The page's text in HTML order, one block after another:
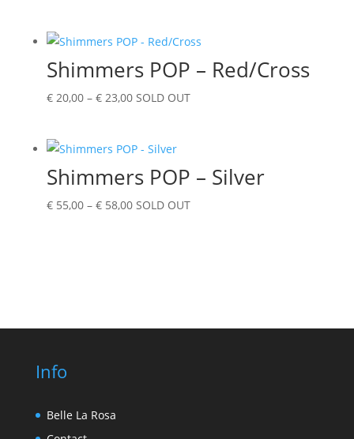
€ 28,00
Shimmers POP – Red/Cross
€20,00 – €23,00Prijsklasse:
€ 23,00
SOLD OUT
Shimmers POP – Silver
€55,00 – €58,00Prijsklasse:
SOLD OUT
Info
Belle La Rosa